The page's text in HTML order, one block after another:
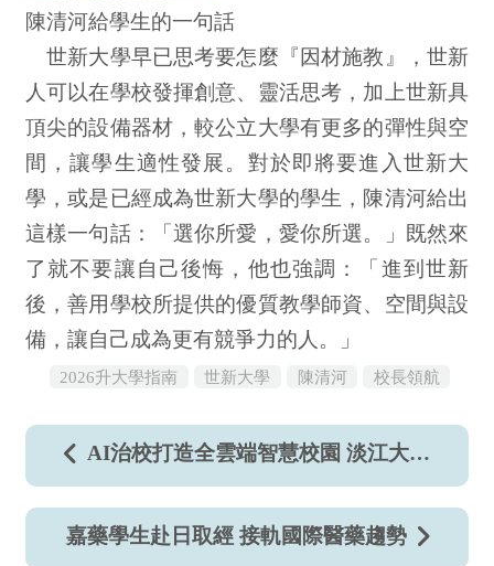
陳清河給學生的一句話
世新大學早已思考要怎麼『因材施教』，世新
人可以在學校發揮創意、靈活思考，加上世新具
頂尖的設備器材，較公立大學有更多的彈性與空
間，讓學生適性發展。對於即將要進入世新大
學，或是已經成為世新大學的學生，陳清河給出
這樣一句話：「選你所愛，愛你所選。」既然來
了就不要讓自己後悔，他也強調：「進到世新
後，善用學校所提供的優質教學師資、空間與設
備，讓自己成為更有競爭力的人。」
2026升大學指南 世新大學 陳清河 校長領航
AI治校打造全雲端智慧校園 淡江大學登企
嘉藥學生赴日取經 接軌國際醫藥趨勢